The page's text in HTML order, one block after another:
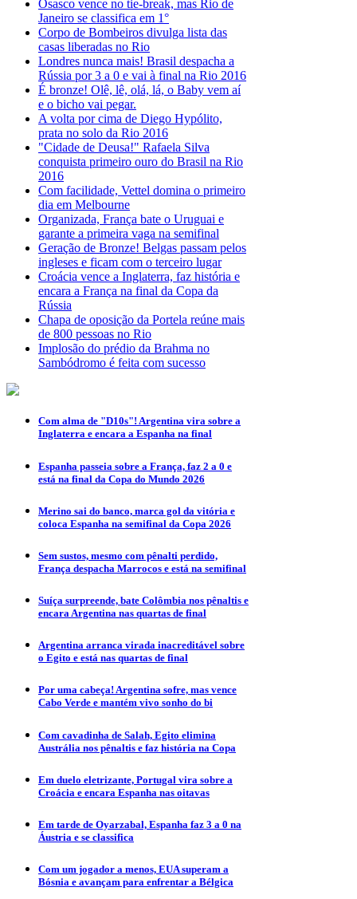
Osasco vence no tie-break, mas Rio de
Janeiro se classifica em 1°
Corpo de Bombeiros divulga lista das
casas liberadas no Rio
Londres nunca mais! Brasil despacha a
Rússia por 3 a 0 e vai à final na Rio 2016
É bronze! Olê, lê, olá, lá, o Baby vem aí
e o bicho vai pegar.
A volta por cima de Diego Hypólito,
prata no solo da Rio 2016
"Cidade de Deusa!" Rafaela Silva
conquista primeiro ouro do Brasil na Rio
2016
Com facilidade, Vettel domina o primeiro
dia em Melbourne
Organizada, França bate o Uruguai e
garante a primeira vaga na semifinal
Geração de Bronze! Belgas passam pelos
ingleses e ficam com o terceiro lugar
Croácia vence a Inglaterra, faz história e
encara a França na final da Copa da
Rússia
Chapa de oposição da Portela reúne mais
de 800 pessoas no Rio
Implosão do prédio da Brahma no
Sambódromo é feita com sucesso
Com alma de "D10s"! Argentina vira sobre a
Inglaterra e encara a Espanha na final
Espanha passeia sobre a França, faz 2 a 0 e
está na final da Copa do Mundo 2026
Merino sai do banco, marca gol da vitória e
coloca Espanha na semifinal da Copa 2026
Sem sustos, mesmo com pênalti perdido,
França despacha Marrocos e está na semifinal
Suíça surpreende, bate Colômbia nos pênaltis e
encara Argentina nas quartas de final
Argentina arranca virada inacreditável sobre
o Egito e está nas quartas de final
Por uma cabeça! Argentina sofre, mas vence
Cabo Verde e mantém vivo sonho do bi
Com cavadinha de Salah, Egito elimina
Austrália nos pênaltis e faz história na Copa
Em duelo eletrizante, Portugal vira sobre a
Croácia e encara Espanha nas oitavas
Em tarde de Oyarzabal, Espanha faz 3 a 0 na
Áustria e se classifica
Com um jogador a menos, EUA superam a
Bósnia e avançam para enfrentar a Bélgica